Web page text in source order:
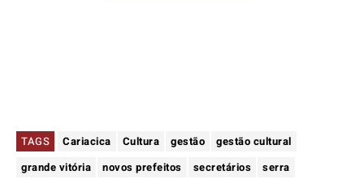
TAGS Cariacica Cultura gestão
gestão cultural
grande vitória
novos prefeitos secretários
serra